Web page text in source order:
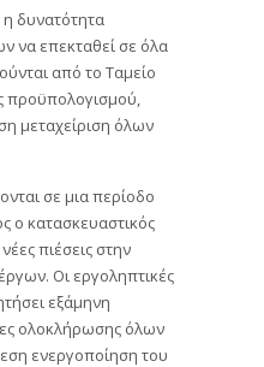
η δυνατότητα
να επεκταθεί σε όλα
από το Ταμείο
προϋπολογισμού,
μεταχείριση όλων
σε μια περίοδο
ο κατασκευαστικός
πιέσεις στην
Οι εργοληπτικές
εξάμηνη
ολοκλήρωσης όλων
ενεργοποίηση του